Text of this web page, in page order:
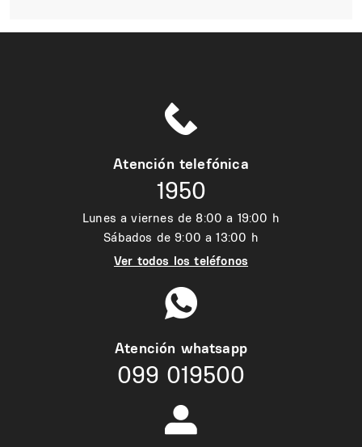
Atención telefónica
1950
Lunes a viernes de 8:00 a 19:00 h
Sábados de 9:00 a 13:00 h
Ver todos los teléfonos
Atención whatsapp
099 019500